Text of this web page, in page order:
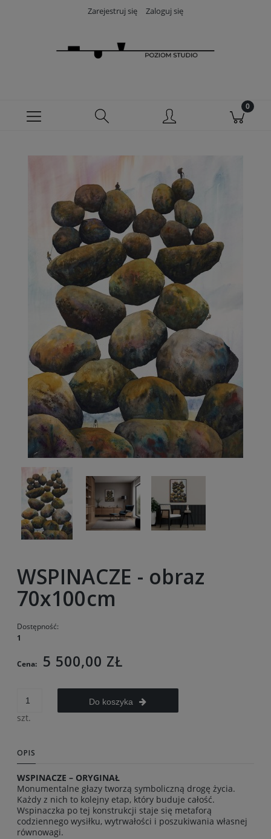
Zarejestruj się Zaloguj się
WSPINACZE - obraz
70x100cm
Dostępność:
1
Cena: 5 500,00 ZŁ
szt.
Do koszyka
OPIS
WSPINACZE – ORYGINAŁ
Monumentalne głazy tworzą symboliczną drogę życia.
Każdy z nich to kolejny etap, który buduje całość.
Wspinaczka po tej konstrukcji staje się metaforą
codziennego wysiłku, wytrwałości i poszukiwania własnej
równowagi.